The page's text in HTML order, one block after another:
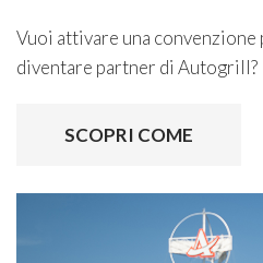
Vuoi attivare una
diventare partner di Autogrill?
SCOPRI COME